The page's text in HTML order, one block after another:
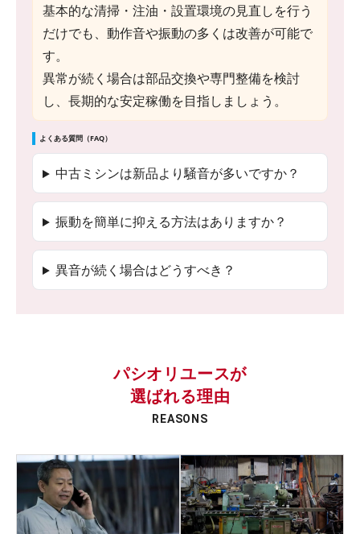
基本的な清掃・注油・設置環境の見直しを行う
だけでも、動作音や振動の多くは改善が可能で
す。
異常が続く場合は部品交換や専門整備を検討
し、長期的な安定稼働を目指しましょう。
よくある質問（FAQ）
中古ミシンは新品より騒音が多いですか？
振動を簡単に抑える方法はありますか？
異音が続く場合はどうすべき？
パシオリユースが
選ばれる理由
REASONS